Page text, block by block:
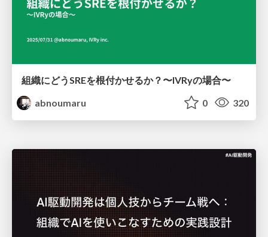
組織にどうSREを根付かせるか？〜IVRyの場合〜
abnoumaru
0 320